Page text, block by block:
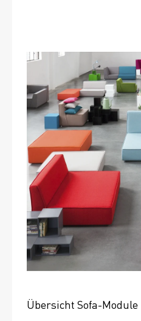
Übersicht Sofa-Module